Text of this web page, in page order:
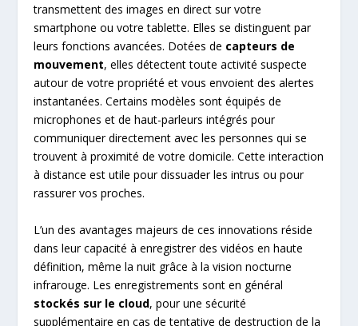
transmettent des images en direct sur votre
smartphone ou votre tablette. Elles se distinguent par
leurs fonctions avancées. Dotées de capteurs de
mouvement, elles détectent toute activité suspecte
autour de votre propriété et vous envoient des alertes
instantanées. Certains modèles sont équipés de
microphones et de haut-parleurs intégrés pour
communiquer directement avec les personnes qui se
trouvent à proximité de votre domicile. Cette interaction
à distance est utile pour dissuader les intrus ou pour
rassurer vos proches.
L’un des avantages majeurs de ces innovations réside
dans leur capacité à enregistrer des vidéos en haute
définition, même la nuit grâce à la vision nocturne
infrarouge. Les enregistrements sont en général
stockés sur le cloud, pour une sécurité
supplémentaire en cas de tentative de destruction de la